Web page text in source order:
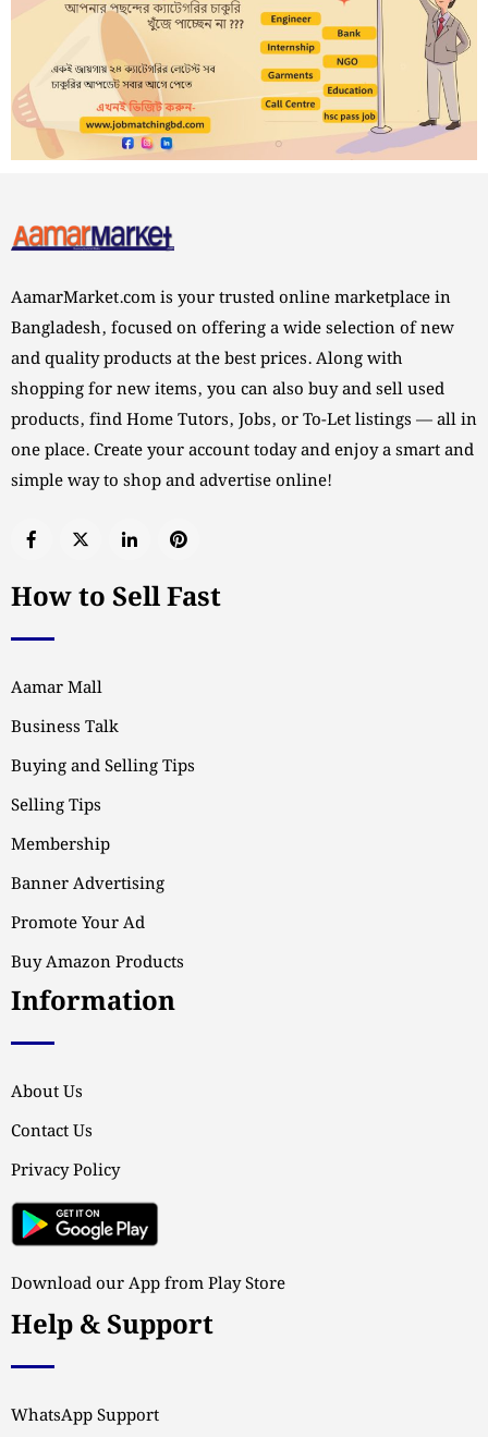
AamarMarket.com is your trusted online marketplace in
Bangladesh, focused on offering a wide selection of new
and quality products at the best prices. Along with
shopping for new items, you can also buy and sell used
products, find Home Tutors, Jobs, or To-Let listings — all in
one place. Create your account today and enjoy a smart and
simple way to shop and advertise online!
How to Sell Fast
Aamar Mall
Business Talk
Buying and Selling Tips
Selling Tips
Membership
Banner Advertising
Promote Your Ad
Buy Amazon Products
Information
About Us
Contact Us
Privacy Policy
Download our App from Play Store
Help & Support
WhatsApp Support